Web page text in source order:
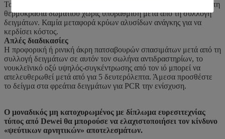
Το νουκλεϊνικό οξύ του ιού μπορεί να συντηρηθεί για 7 ημέρες στη
θερμοκρασία δωματίου χωρίς υποβάθμιση μετά από τη συλλογή
δειγμάτων. Καμία μεταφορά κρύων αλυσίδων ανάγκης για να
κερδίσει κόστος.
Απλές διαδικασίες
Η προφορική ή ρινική άκρη πατσαβουρών σπασιμάτων μετά από τη
συλλογή δειγμάτων σε αυτόν τον σωλήνα αντιδραστηρίων, το
νουκλεϊνικό οξύ υψηλός-συγκέντρωσης από τον ιό μπορεί να
απελευθερωθεί μετά από για 5 δευτερόλεπτα. Άμεσα προσθέστε
το δείγμα στα φρεάτια δειγμάτων για PCR την ενίσχυση.
Ο μοναδικός μη κατοχυρωμένος με δίπλωμα ευρεσιτεχνίας
τύπος από Dewei θα μπορούσε να ελαχιστοποιήσει τον κίνδυνο
«ψεύτικων αρνητικών» αποτελεσμάτων.